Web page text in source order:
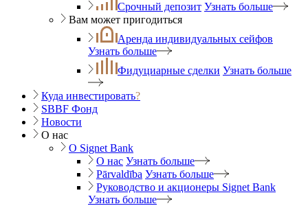
Срочный депозит Узнать больше
Вам может пригодиться
Аренда индивидуальных сейфов
Узнать больше
Фидуциарные сделки Узнать больше
Куда инвестировать?
SBBF Фонд
Новости
О нас
O Signet Bank
О нас Узнать больше
Pārvaldība Узнать больше
Руководство и акционеры Signet Bank
Узнать больше